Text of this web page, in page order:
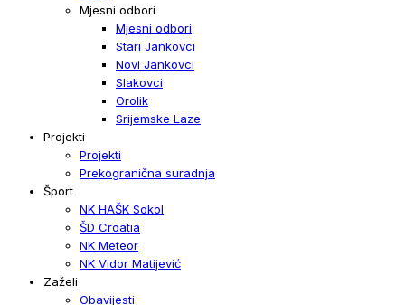
Mjesni odbori
Mjesni odbori
Stari Jankovci
Novi Jankovci
Slakovci
Orolik
Srijemske Laze
Projekti
Projekti
Prekogranična suradnja
Šport
NK HAŠK Sokol
ŠD Croatia
NK Meteor
NK Vidor Matijević
Zaželi
Obavijesti